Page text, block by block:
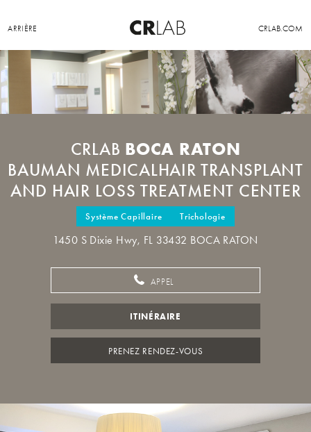
ARRIÈRE CRLAB.COM
CRLAB BOCA RATON
BAUMAN MEDICALHAIR TRANSPLANT
AND HAIR LOSS TREATMENT CENTER
Système Capillaire Trichologie
1450 S Dixie Hwy, FL 33432 BOCA RATON
APPEL
ITINÉRAIRE
PRENEZ RENDEZ-VOUS